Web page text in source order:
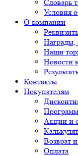
Словарь
Условия
О компании
Награды,
Наши
Новости
Контакты
Покупателям
Акции и
Возврат
Оплата